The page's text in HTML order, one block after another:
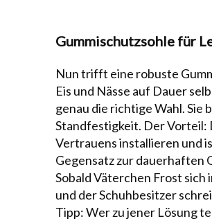
Gummischutzsohle für
Nun trifft eine robuste
Eis und Nässe auf Dauer
genau die richtige Wahl.
Standfestigkeit. Der Vorteil:
Vertrauens installieren und
Gegensatz zur dauerhaften
Sobald Väterchen Frost sich
und der Schuhbesitzer
Tipp: Wer zu jener Lösung